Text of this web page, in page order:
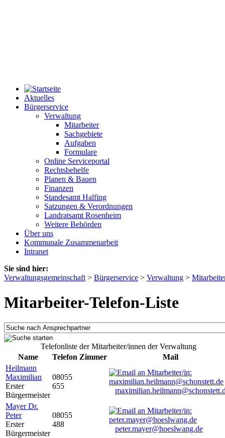
Aktuelles
Bürgerservice
Verwaltung
Mitarbeiter
Sachgebiete
Aufgaben
Formulare
Online Serviceportal
Rechtsbehelfe
Planen & Bauen
Finanzen
Standesamt Halfing
Satzungen & Verordnungen
Landratsamt Rosenheim
Weitere Behörden
Über uns
Kommunale Zusammenarbeit
Intranet
Sie sind hier:
Verwaltungsgemeinschaft > Bürgerservice > Verwaltung >
Mitarbeiter-Telefon-Liste
Telefonliste der Mitarbeiter/innen der Verwaltung
Name
Telefon Zimmer
Mail
Heilmann
Maximilian
Erster
Bürgermeister
08055
655
Mayer Dr.
Peter
Erster
Bürgermeister
08055
488
peter.mayer@hoeslwang.de